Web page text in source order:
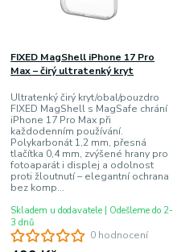
0 hodnocení
FIXED MagShell iPhone 17 Pro
Max – čirý ultratenký kryt
Ultratenký čirý kryt/obal/pouzdro
FIXED MagShell s MagSafe chrání
iPhone 17 Pro Max při
každodenním používání.
Polykarbonát 1,2 mm, přesná
tlačítka 0,4 mm, zvýšené hrany pro
fotoaparát i displej a odolnost
proti žloutnutí – elegantní ochrana
bez komp...
Skladem u dodavatele | Odešleme do 2-
3 dnů